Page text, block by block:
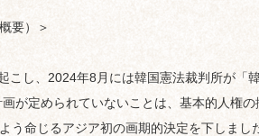
要）＞
こし、2024年8月には韓国憲法裁判所が「
が定められていないことは、基本的人権の
う命じるアジア初の画期的決定を下しまし